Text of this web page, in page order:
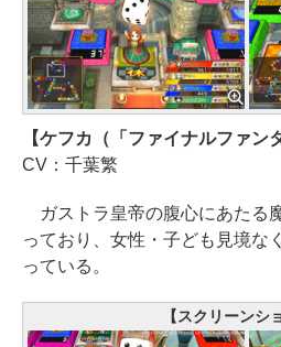
【ケフカ（「ファイナルファン
CV：千葉繁
ガストラ皇帝の腹心にあたる
っており、女性・子ども見境な
っている。
【スクリーンシ